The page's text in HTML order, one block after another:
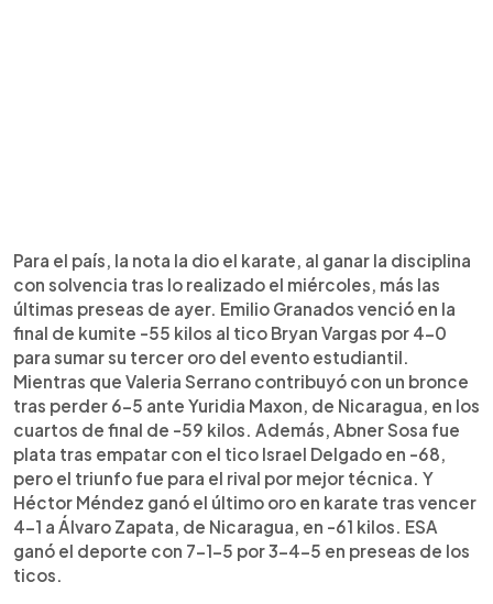
Para el país, la nota la dio el karate, al ganar la disciplina
con solvencia tras lo realizado el miércoles, más las
últimas preseas de ayer. Emilio Granados venció en la
final de kumite -55 kilos al tico Bryan Vargas por 4-0
para sumar su tercer oro del evento estudiantil.
Mientras que Valeria Serrano contribuyó con un bronce
tras perder 6-5 ante Yuridia Maxon, de Nicaragua, en los
cuartos de final de -59 kilos. Además, Abner Sosa fue
plata tras empatar con el tico Israel Delgado en -68,
pero el triunfo fue para el rival por mejor técnica. Y
Héctor Méndez ganó el último oro en karate tras vencer
4-1 a Álvaro Zapata, de Nicaragua, en -61 kilos. ESA
ganó el deporte con 7-1-5 por 3-4-5 en preseas de los
ticos.